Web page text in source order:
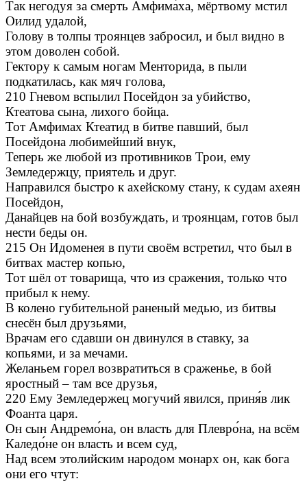
Так негодуя за смерть Амфима́ха, мёртвому мстил
Оилид удалой,
Голову в толпы троянцев забросил, и был видно в
этом доволен собой.
Гектору к самым ногам Менторида, в пыли
подкатилась, как мяч голова,
210 Гневом вспылил Посейдон за убийство,
Ктеатова сына, лихого бойца.
Тот Амфимах Ктеатид в битве павший, был
Посейдона любимейший внук,
Теперь же любой из противников Трои, ему
Земледержцу, приятель и друг.
Направился быстро к ахейскому стану, к судам ахеян
Посейдон,
Данайцев на бой возбуждать, и троянцам, готов был
нести беды он.
215 Он Идоменея в пути своём встретил, что был в
битвах мастер копью,
Тот шёл от товарища, что из сражения, только что
прибыл к нему.
В колено губительной раненый медью, из битвы
снесён был друзьями,
Врачам его сдавши он двинулся в ставку, за
копьями, и за мечами.
Желаньем горел возвратиться в сраженье, в бой
яростный – там все друзья,
220 Ему Земледержец могучий явился, приня́в лик
Фоанта царя.
Он сын Андремо́на, он власть для Плевро́на, на всём
Каледо́не он власть и всем суд,
Над всем этолийским народом монарх он, как бога
они его чтут: